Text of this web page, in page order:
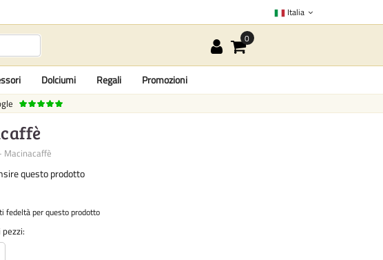
Italia
Dolciumi Regali Promozioni
Macinacaffè
questo prodotto
fedeltà per questo prodotto